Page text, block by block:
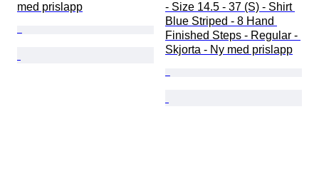
med prislapp
- Size 14.5 - 37 (S) - Shirt
Blue Striped - 8 Hand
Finished Steps - Regular -
Skjorta - Ny med prislapp